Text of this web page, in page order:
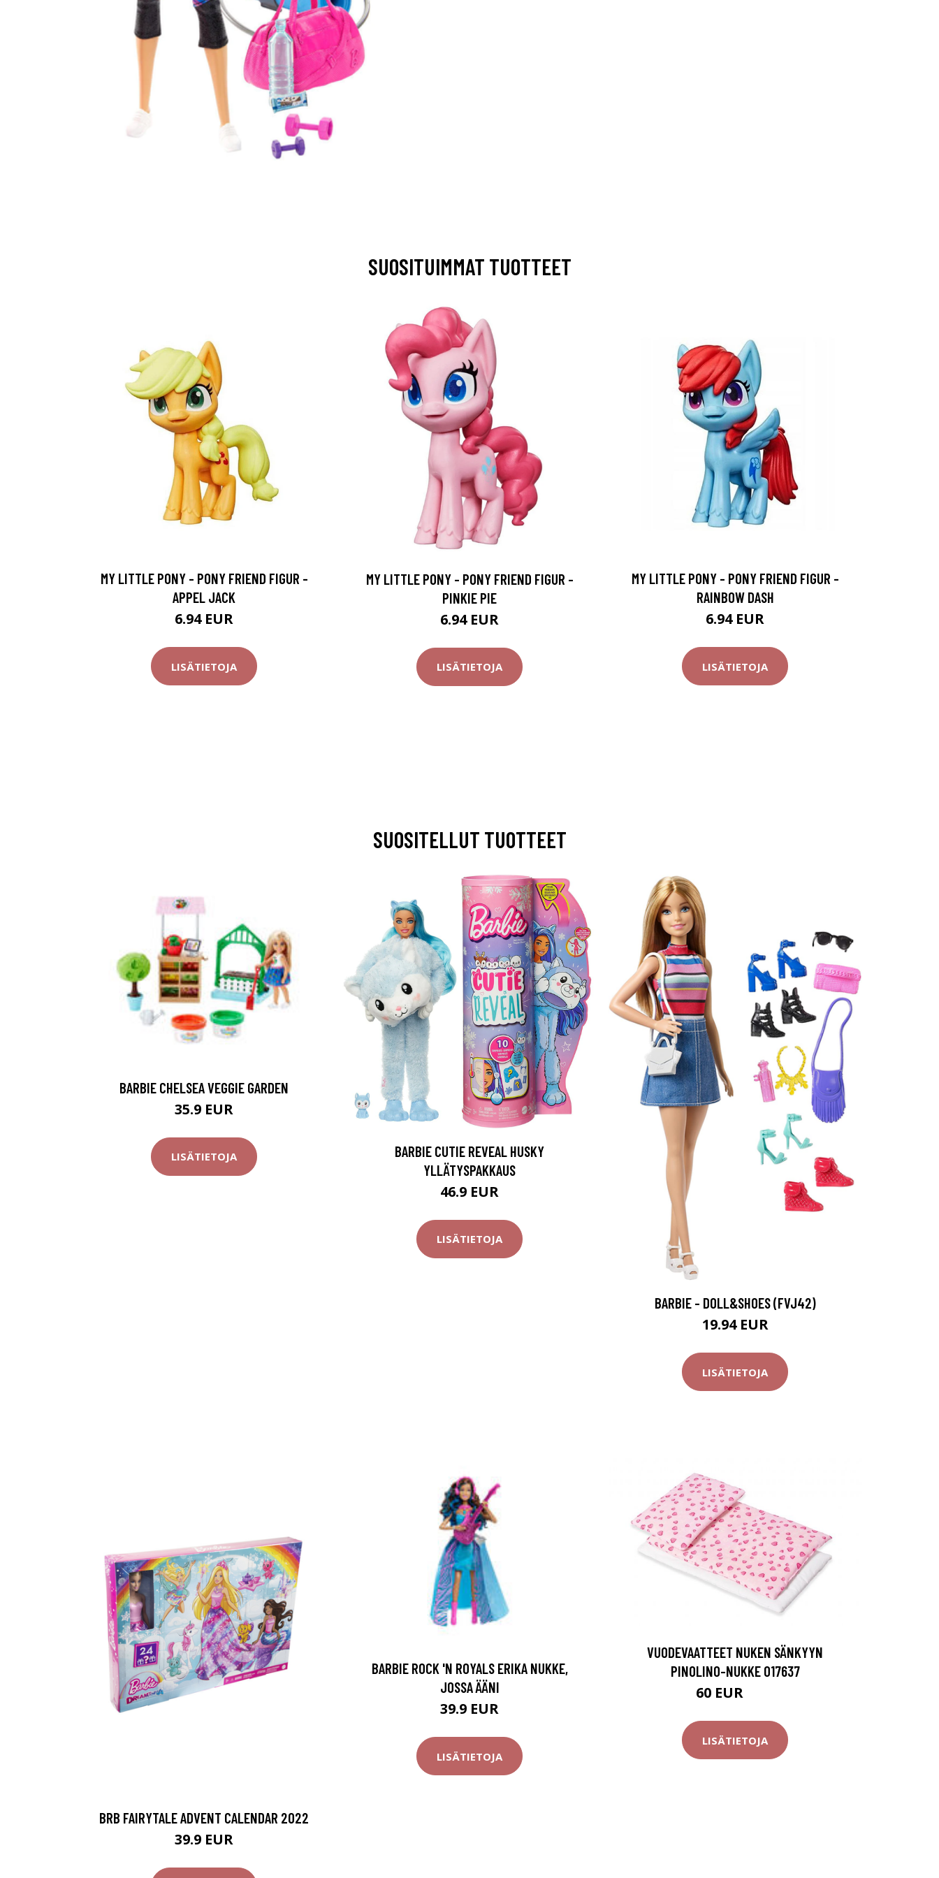
SUOSITUIMMAT TUOTTEET
MY LITTLE PONY - PONY FRIEND FIGUR -
APPEL JACK
6.94 EUR
LISÄTIETOJA
MY LITTLE PONY - PONY FRIEND FIGUR -
PINKIE PIE
6.94 EUR
LISÄTIETOJA
MY LITTLE PONY - PONY FRIEND FIGUR -
RAINBOW DASH
6.94 EUR
LISÄTIETOJA
SUOSITELLUT TUOTTEET
BARBIE CHELSEA VEGGIE GARDEN
35.9 EUR
LISÄTIETOJA
BARBIE CUTIE REVEAL HUSKY
YLLÄTYSPAKKAUS
46.9 EUR
LISÄTIETOJA
BARBIE - DOLL&SHOES (FVJ42)
19.94 EUR
LISÄTIETOJA
BRB FAIRYTALE ADVENT CALENDAR 2022
39.9 EUR
BARBIE ROCK 'N ROYALS ERIKA NUKKE,
JOSSA ÄÄNI
39.9 EUR
LISÄTIETOJA
VUODEVAATTEET NUKEN SÄNKYYN
PINOLINO-NUKKE 017637
60 EUR
LISÄTIETOJA